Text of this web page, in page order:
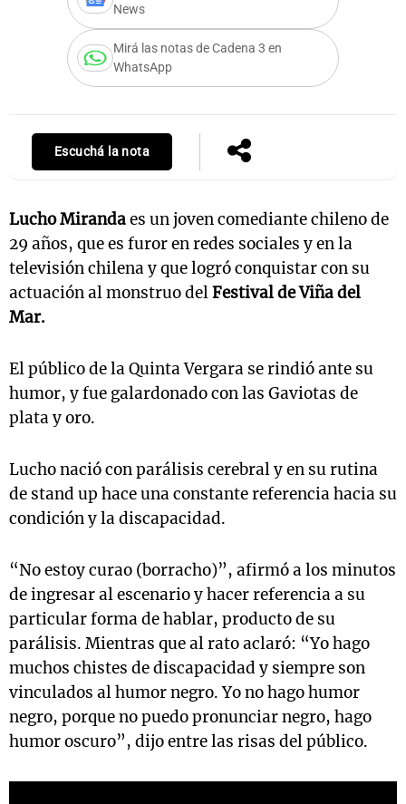
News
Mirá las notas de Cadena 3 en
WhatsApp
Escuchá la nota
Lucho Mirandaes un joven comediante chileno de
29 años, que es furor en redes sociales y en la
televisión chilena y que logró conquistar con su
actuación al monstruo delFestival de Viña del
Mar.
El público de la Quinta Vergara se rindió ante su
humor, y fue galardonado con las Gaviotas de
plata y oro.
Lucho nació con parálisis cerebral y en su rutina
de stand up hace una constante referencia hacia su
condición y la discapacidad.
“No estoy curao (borracho)”, afirmó a los minutos
de ingresar al escenario y hacer referencia a su
particular forma de hablar, producto de su
parálisis. Mientras que al rato aclaró: “Yo hago
muchos chistes de discapacidad y siempre son
vinculados al humor negro. Yo no hago humor
negro, porque no puedo pronunciar negro, hago
humor oscuro”, dijo entre las risas del público.